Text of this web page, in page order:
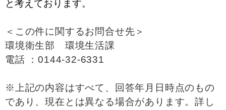
と考えております。
＜この件に関するお問合せ先＞
環境衛生部 環境生活課
電話 ：0144-32-6331
※上記の内容はすべて、回答年月日時点のもの
であり、現在とは異なる場合があります。詳し